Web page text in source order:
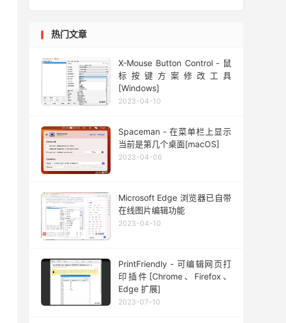
热门文章
X-Mouse Button Control - 鼠
标按键方案修改工具
[Windows]
2023-04-10
Spaceman - 在菜单栏上显示
当前是第几个桌面[macOS]
2023-04-06
Microsoft Edge 浏览器已自带
在线图片编辑功能
2023-04-10
PrintFriendly - 可编辑网页打
印插件[Chrome、Firefox、
Edge 扩展]
2023-07-10